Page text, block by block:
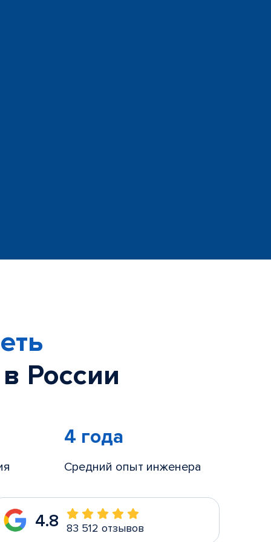
России
4 года
Средний опыт инженера
4.8 83 512 отзывов